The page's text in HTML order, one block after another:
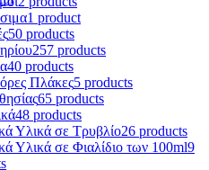
1 product
50 products
257 products
40 products
Πλάκες5 products
65 products
48 products
Υλικά σε Τρυβλίο26 products
Υλικά σε Φιαλίδιο των 100ml9